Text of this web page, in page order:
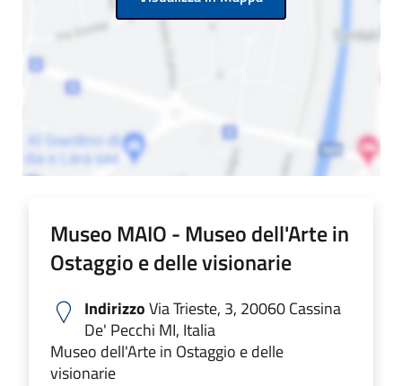
Museo MAIO - Museo dell'Arte in
Ostaggio e delle visionarie
IndirizzoVia Trieste, 3, 20060 Cassina
De' Pecchi MI, Italia
Museo dell'Arte in Ostaggio e delle
visionarie